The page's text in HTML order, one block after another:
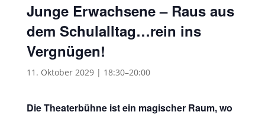
Junge Erwachsene – Raus aus
dem Schulalltag…rein ins
Vergnügen!
11. Oktober 2029 | 18:30–20:00
Die Theaterbühne ist ein magischer Raum, wo